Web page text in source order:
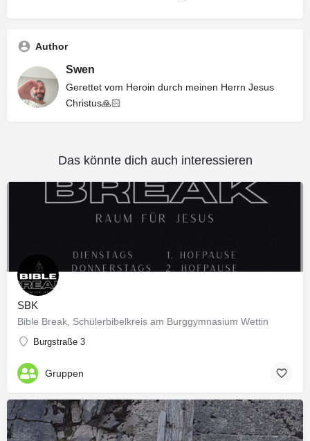
Author
Swen
Gerettet vom Heroin durch meinen Herrn Jesus
Christus🙏🏻
Das könnte dich auch interessieren
SBK
Bible Break, Schülerbibelkreis am Burggymnasium Wettin
Burgstraße 3
Gruppen